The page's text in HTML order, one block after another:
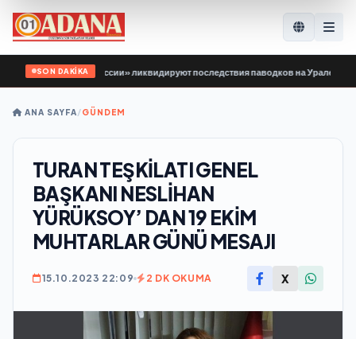
SON DAKİKA
Единой России» ликвидируют последствия паводков на Урале и
ANA SAYFA/GÜNDEM
TURAN TEŞKİLATI GENEL
BAŞKANI NESLİHAN
YÜRÜKSOY’ DAN 19 EKİM
MUHTARLAR GÜNÜ MESAJI
15.10.2023 22:09 2 DK OKUMA X